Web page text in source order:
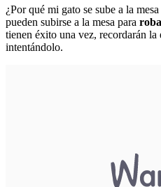
¿Por qué mi gato se sube a la
pueden subirse a la mesa para
tienen éxito una vez, recordarán la
intentándolo.